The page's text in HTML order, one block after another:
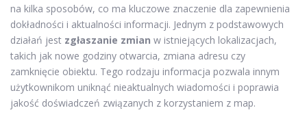
na kilka sposobów, co ma kluczowe znaczenie dla zapewnienia
dokładności i aktualności informacji. Jednym z podstawowych
działań jest zgłaszanie zmian w istniejących lokalizacjach,
takich jak nowe godziny otwarcia, zmiana adresu czy
zamknięcie obiektu. Tego rodzaju informacja pozwala innym
użytkownikom uniknąć nieaktualnych wiadomości i poprawia
jakość doświadczeń związanych z korzystaniem z map.